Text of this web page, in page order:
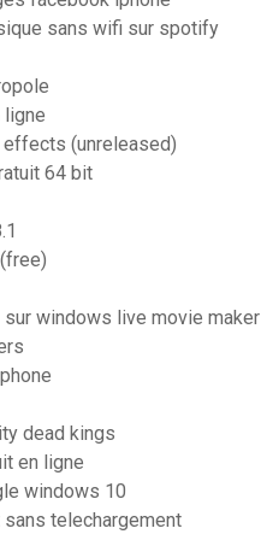
sans wifi sur spotify
ligne
(unreleased)
64 bit
windows live movie maker
dead kings
en ligne
windows 10
telechargement